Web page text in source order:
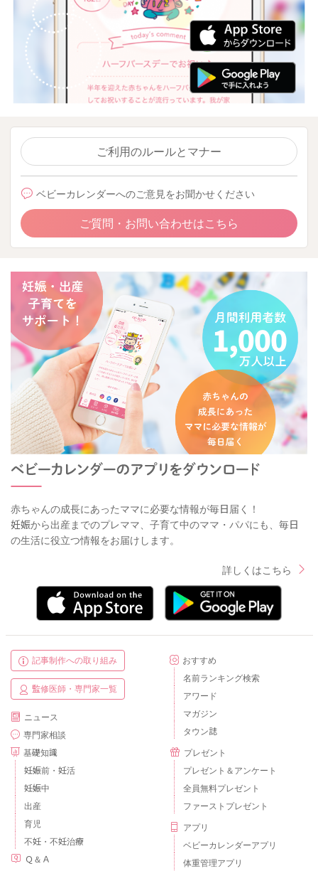
ご利用のルールとマナー
ベビーカレンダーへのご意見をお聞かせください
ご質問・お問い合わせはこちら
赤ちゃんの成長にあったママに必要な情報が毎日届く！
妊娠から出産までのプレママ、子育て中のママ・パパにも、毎日
の生活に役立つ情報をお届けします。
詳しくはこちら
記事制作への取り組み
監修医師・専門家一覧
ニュース
専門家相談
基礎知識
妊娠前・妊活
妊娠中
出産
育児
不妊・不妊治療
Ｑ＆Ａ
おすすめ
名前ランキング検索
アワード
マガジン
タウン誌
プレゼント
プレゼント＆アンケート
全員無料プレゼント
ファーストプレゼント
アプリ
ベビーカレンダーアプリ
体重管理アプリ